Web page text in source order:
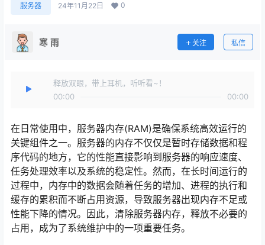
服务器 24年11月22日 0
寒 雨 关注 私信
释放双眼，带上耳机，听听看~！
00:00
00:00
在日常使用中，服务器内存(RAM)是确保系统高效运行的
关键组件之一。服务器的内存不仅仅是暂时存储数据和程
序代码的地方，它的性能直接影响到服务器的响应速度、
任务处理效率以及系统的稳定性。然而，在长时间运行的
过程中，内存中的数据会随着任务的增加、进程的执行和
缓存的累积而不断占用资源，导致服务器出现内存不足或
性能下降的情况。因此，清除服务器内存，释放不必要的
占用，成为了系统维护中的一项重要任务。